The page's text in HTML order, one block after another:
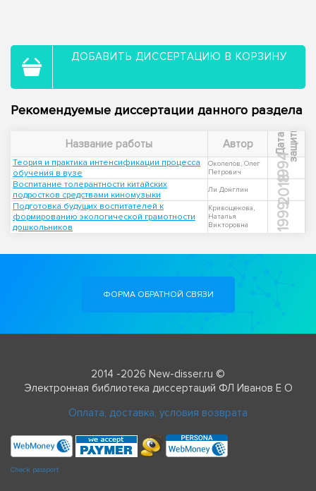
ДОБАВИТЬ ДИССЕРТАЦИЮ В КОРЗИНУ
Рекомендуемые диссертации данного раздела
Название работы Автор Д
а
т
а
з
а
щ
и
ты
Теория и практика интенсификации процесса
обучения в вузе
Околелов, Олег
Петрович
1994
Воспитание толерантности китайских
подростков средствами киномузыки
Ли Донглин 2018
Подготовка будущих воспитателей к
формированию экологической грамотности
дошкольников
Кривощекова,
Наталья
Викторовна
1999
ФОРМА ОБРАТНОЙ СВЯЗИ
2014 -2026 New-disser.ru ©
Электронная библиотека диссертаций ФЛ Иванов Е О
Оплата, доставка, условия возврата
Check passport